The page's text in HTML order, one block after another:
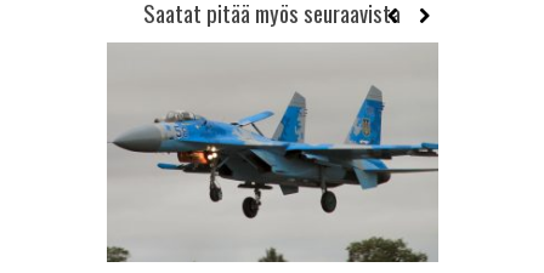
Saatat pitää myös seuraavista